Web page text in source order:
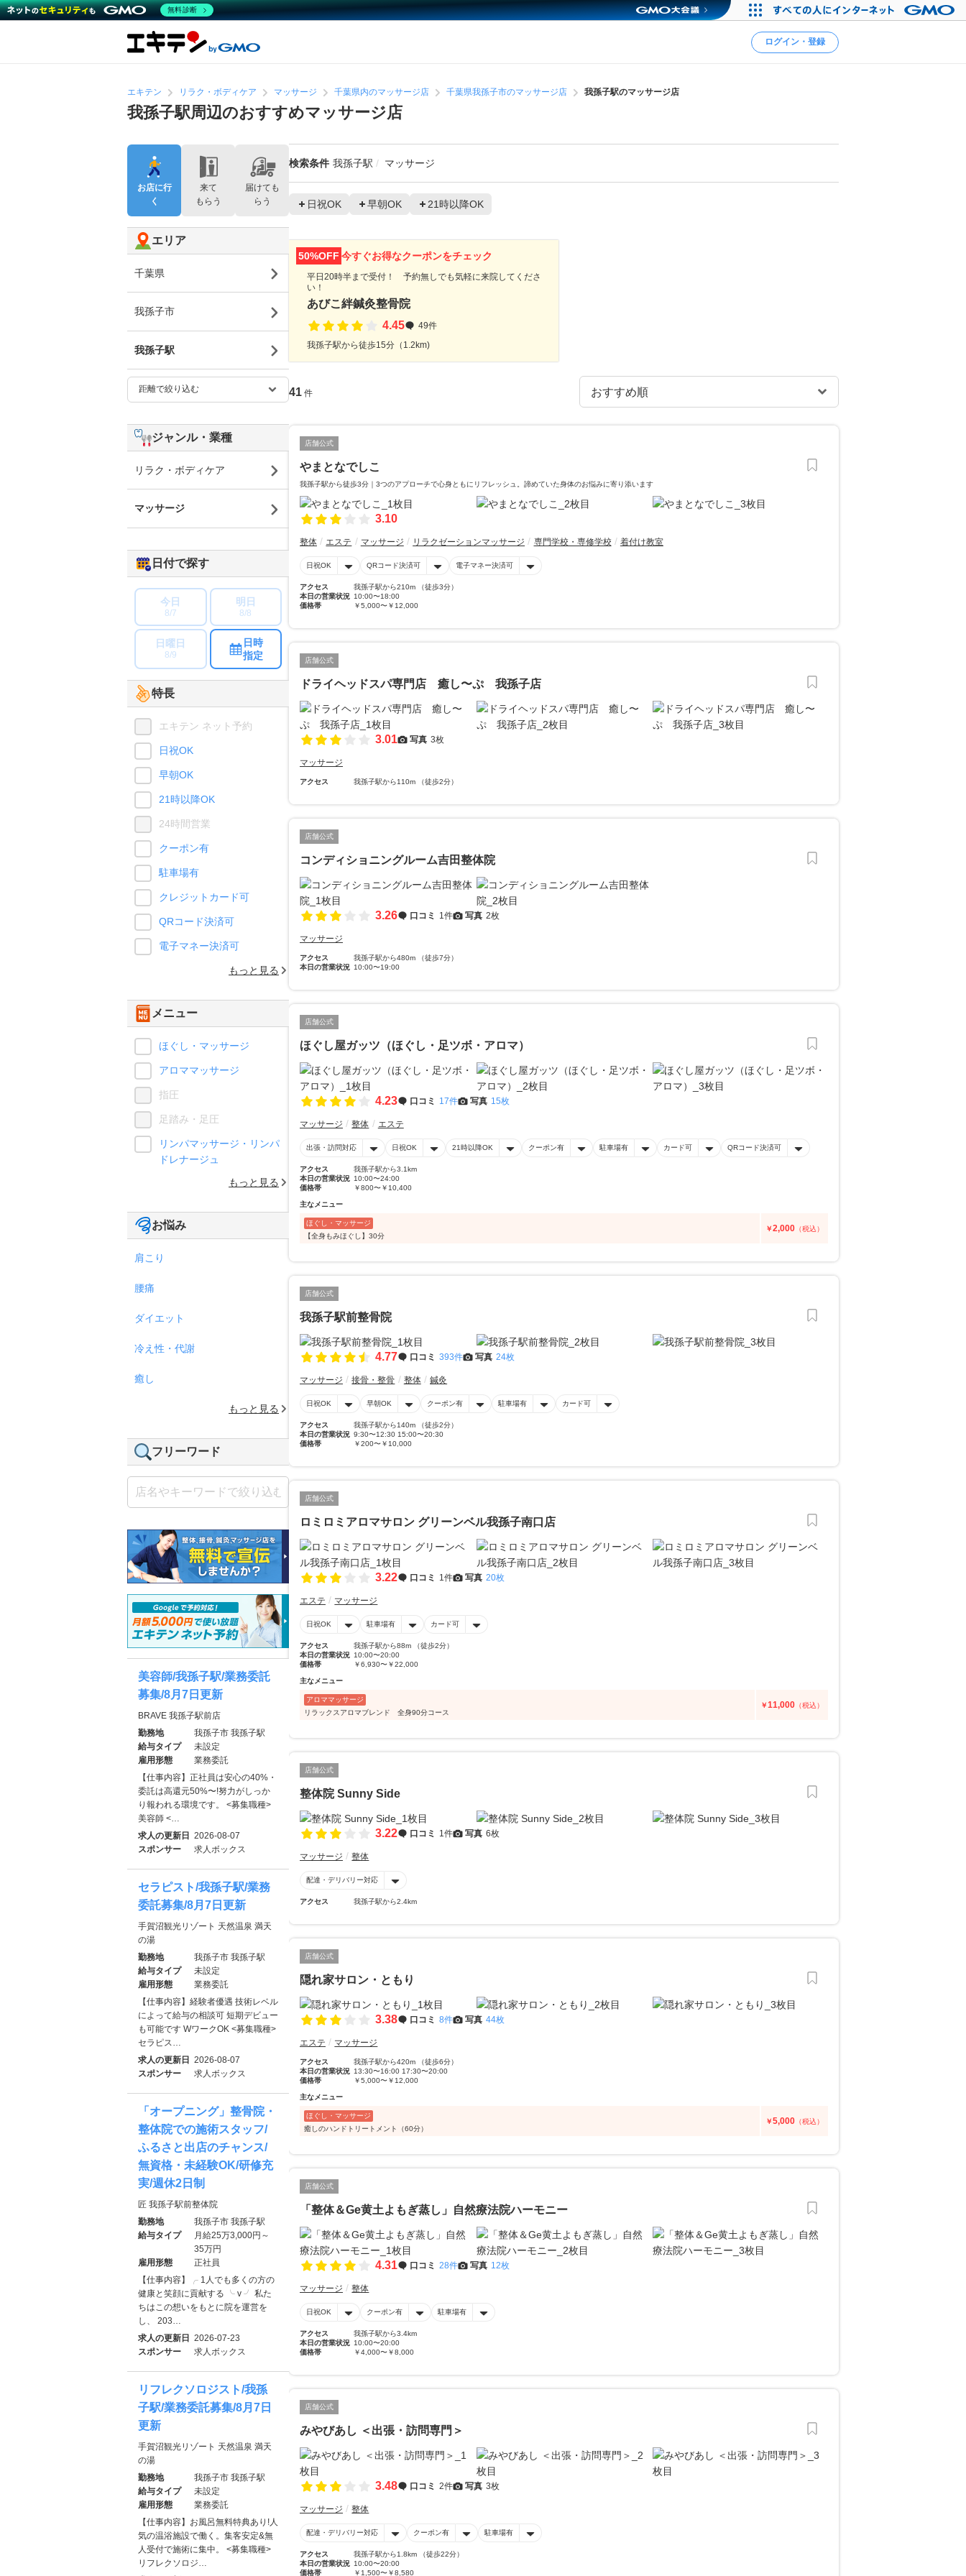
ログイン・登録
エキテン リラク・ボディケア マッサージ 千葉県内のマッサージ店 千葉県我孫子市のマッサージ店 我孫子駅のマッサージ店
我孫子駅周辺のおすすめマッサージ店
検索条件 我孫子駅 マッサージ
日祝OK 早朝OK 21時以降OK
50%OFF 今すぐお得なクーポンをチェック
平日20時半まで受付！ 予約無しでも気軽に来院してくださ
い！
あびこ絆鍼灸整骨院
4.45
49件
我孫子駅から徒歩15分（1.2km)
41 件
店舗公式
やまとなでしこ
我孫子駅から徒歩3分｜3つのアプローチで心身ともにリフレッシュ。諦めていた身体のお悩みに寄り添います
3.10
整体 エステ マッサージ リラクゼーションマッサージ 専門学校・専修学校 着付け教室
日祝OK QRコード決済可 電子マネー決済可
アクセス
我孫子駅から210m （徒歩3分）
本日の営業状況 10:00〜18:00
価格帯
￥5,000〜￥12,000
店舗公式
ドライヘッドスパ専門店 癒し〜ぷ 我孫子店
3.01 写真 3枚
マッサージ
アクセス 我孫子駅から110m （徒歩2分）
店舗公式
コンディショニングルーム吉田整体院
3.26 口コミ 1件 写真 2枚
マッサージ
アクセス
我孫子駅から480m （徒歩7分）
本日の営業状況 10:00〜19:00
店舗公式
ほぐし屋ガッツ（ほぐし・足ツボ・アロマ）
4.23 口コミ 17件 写真 15枚
マッサージ 整体 エステ
出張・訪問対応 日祝OK 21時以降OK クーポン有 駐車場有 カード可 QRコード決済可
アクセス
我孫子駅から3.1km
本日の営業状況 10:00〜24:00
価格帯
￥800〜￥10,400
主なメニュー
ほぐし・マッサージ
【全身もみほぐし】30分
￥2,000 （税込）
店舗公式
我孫子駅前整骨院
4.77 口コミ 393件 写真 24枚
マッサージ 接骨・整骨 整体 鍼灸
日祝OK 早朝OK クーポン有 駐車場有 カード可
アクセス
我孫子駅から140m （徒歩2分）
本日の営業状況 9:30〜12:30 15:00〜20:30
価格帯
￥200〜￥10,000
店舗公式
ロミロミアロマサロン グリーンベル我孫子南口店
3.22 口コミ 1件 写真 20枚
エステ マッサージ
日祝OK 駐車場有 カード可
アクセス
我孫子駅から88m （徒歩2分）
本日の営業状況 10:00〜20:00
価格帯
￥6,930〜￥22,000
主なメニュー
アロママッサージ
リラックスアロマブレンド 全身90分コース
￥11,000 （税込）
店舗公式
整体院 Sunny Side
3.22 口コミ 1件 写真 6枚
マッサージ 整体
配達・デリバリー対応
アクセス 我孫子駅から2.4km
店舗公式
隠れ家サロン・ともり
3.38 口コミ 8件 写真 44枚
エステ マッサージ
アクセス
我孫子駅から420m （徒歩6分）
本日の営業状況 13:30〜16:00 17:30〜20:00
価格帯
￥5,000〜￥12,000
主なメニュー
ほぐし・マッサージ
癒しのハンドトリートメント（60分）
￥5,000 （税込）
店舗公式
「整体＆Ge黄土よもぎ蒸し」自然療法院ハーモニー
4.31 口コミ 28件 写真 12枚
マッサージ 整体
日祝OK クーポン有 駐車場有
アクセス
我孫子駅から3.4km
本日の営業状況 10:00〜20:00
価格帯
￥4,000〜￥8,000
店舗公式
みやびあし ＜出張・訪問専門＞
3.48 口コミ 2件 写真 3枚
マッサージ 整体
配達・デリバリー対応 クーポン有 駐車場有
アクセス
我孫子駅から1.8km （徒歩22分）
本日の営業状況 10:00〜20:00
価格帯
￥1,500〜￥8,580
お店に行
く
来て
もらう
届けても
らう
エリア
千葉県
我孫子市
我孫子駅
ジャンル・業種
リラク・ボディケア
マッサージ
日付で探す
今日
8/7
明日
8/8
日曜日
8/9
日時
指定
特長
エキテン ネット予約
日祝OK
早朝OK
21時以降OK
24時間営業
クーポン有
駐車場有
クレジットカード可
QRコード決済可
電子マネー決済可
もっと見る
メニュー
ほぐし・マッサージ
アロママッサージ
指圧
足踏み・足圧
リンパマッサージ・リンパ
ドレナージュ
もっと見る
お悩み
肩こり
腰痛
ダイエット
冷え性・代謝
癒し
もっと見る
フリーワード
美容師/我孫子駅/業務委託
募集/8月7日更新
BRAVE 我孫子駅前店
勤務地
我孫子市 我孫子駅
給与タイプ
未設定
雇用形態
業務委託
【仕事内容】正社員は安心の40%・
委託は高還元50%〜!努力がしっか
り報われる環境です。 <募集職種>
美容師 <…
求人の更新日 2026-08-07
スポンサー
求人ボックス
セラピスト/我孫子駅/業務
委託募集/8月7日更新
手賀沼観光リゾート 天然温泉 満天
の湯
勤務地
我孫子市 我孫子駅
給与タイプ
未設定
雇用形態
業務委託
【仕事内容】経験者優遇 技術レベル
によって給与の相談可 短期デビュー
も可能です WワークOK <募集職種>
セラピス…
求人の更新日 2026-08-07
スポンサー
求人ボックス
「オープニング」整骨院・
整体院での施術スタッフ/
ふるさと出店のチャンス/
無資格・未経験OK/研修充
実/週休2日制
匠 我孫子駅前整体院
勤務地
我孫子市 我孫子駅
給与タイプ
月給25万3,000円～
35万円
雇用形態
正社員
【仕事内容】╭ 1人でも多くの方の
健康と笑顔に貢献する ╰ v ╯ 私た
ちはこの想いをもとに院を運営を
し、 203…
求人の更新日 2026-07-23
スポンサー
求人ボックス
リフレクソロジスト/我孫
子駅/業務委託募集/8月7日
更新
手賀沼観光リゾート 天然温泉 満天
の湯
勤務地
我孫子市 我孫子駅
給与タイプ
未設定
雇用形態
業務委託
【仕事内容】お風呂無料特典あり!人
気の温浴施設で働く。集客安定&無
人受付で施術に集中。 <募集職種>
リフレクソロジ…
無料診断